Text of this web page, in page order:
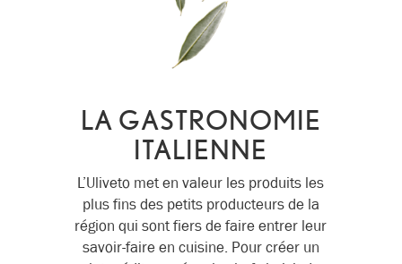
LA GASTRONOMIE
ITALIENNE
L’Uliveto met en valeur les produits les
plus fins des petits producteurs de la
région qui sont fiers de faire entrer leur
savoir-faire en cuisine. Pour créer un